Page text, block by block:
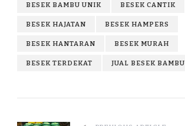
BESEK BAMBU UNIK BESEK CANTIK
BESEK HAJATAN BESEK HAMPERS
BESEK HANTARAN BESEK MURAH
BESEK TERDEKAT JUAL BESEK BAMBU